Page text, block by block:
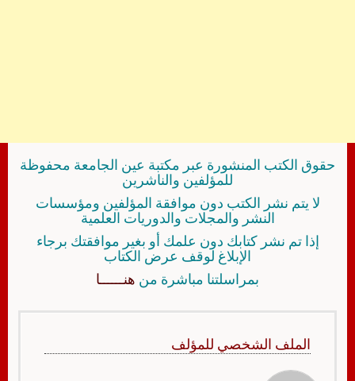
حقوق الكتب المنشورة عبر مكتبة عين الجامعة محفوظة
للمؤلفين والناشرين
لا يتم نشر الكتب دون موافقة المؤلفين ومؤسسات
النشر والمجلات والدوريات العلمية
إذا تم نشر كتابك دون علمك أو بغير موافقتك برجاء
الإبلاغ لوقف عرض الكتاب
بمراسلتنا مباشرة من هنــــــا
الملف الشخصي للمؤلف